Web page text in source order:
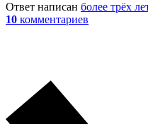
Ответ написан более трёх
10 комментариев